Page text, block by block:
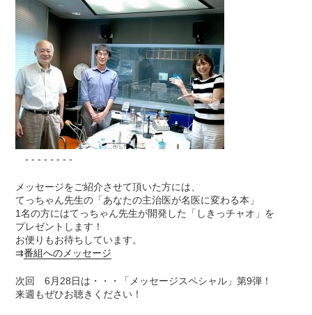
- - - - - - - -
メッセージをご紹介させて頂いた方には、
てっちゃん先生の「あなたの主治医が名医に変わる本」
1名の方にはてっちゃん先生が開発した「しきっチャオ」を
プレゼントします！
お便りもお待ちしています。
⇉番組へのメッセージ
次回 6月28日は・・・「メッセージスペシャル」第9弾！
来週もぜひお聴きください！